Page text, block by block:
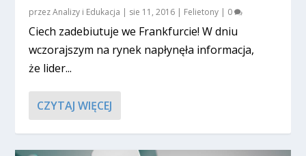
przezAnalizy i Edukacja | sie 11, 2016 | Felietony | 0
Ciech zadebiutuje we Frankfurcie! W dniu
wczorajszym na rynek napłynęła informacja,
że lider...
CZYTAJ WIĘCEJ